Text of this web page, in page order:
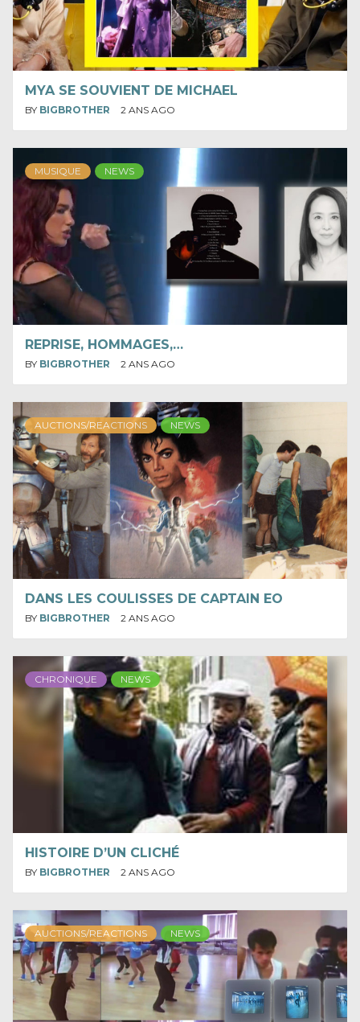
MYA SE SOUVIENT DE MICHAEL
BY BIGBROTHER 2 ANS AGO
MUSIQUE NEWS
REPRISE, HOMMAGES,…
BY BIGBROTHER 2 ANS AGO
AUCTIONS/REACTIONS NEWS
DANS LES COULISSES DE CAPTAIN EO
BY BIGBROTHER 2 ANS AGO
CHRONIQUE NEWS
HISTOIRE D’UN CLICHÉ
BY BIGBROTHER 2 ANS AGO
AUCTIONS/REACTIONS NEWS